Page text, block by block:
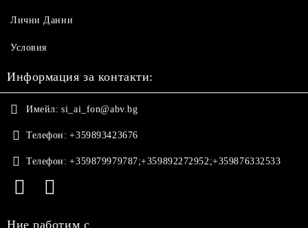
Лични Данни
Условия
Информация за контакти:
Имейл: si_ai_fon@abv.bg
Телефон: +359893423676
Телефон: +359879979787;+359892272952;+359876332533
Ние работим с